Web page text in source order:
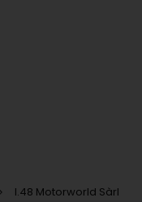
I.48 Motorworld Sàrl